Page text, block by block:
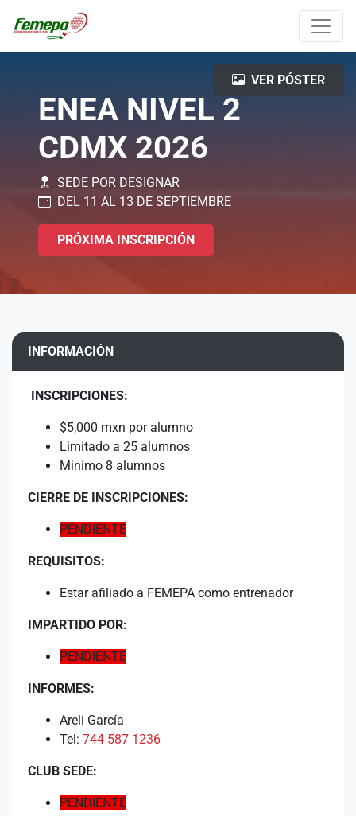
VER PÓSTER
ENEA NIVEL 2
CDMX 2026
SEDE POR DESIGNAR
DEL 11 AL 13 DE SEPTIEMBRE
PRÓXIMA INSCRIPCIÓN
INFORMACIÓN
INSCRIPCIONES:
$5,000 mxn por alumno
Limitado a 25 alumnos
Minimo 8 alumnos
CIERRE DE INSCRIPCIONES:
PENDIENTE
REQUISITOS:
Estar afiliado a FEMEPA como entrenador
IMPARTIDO POR:
PENDIENTE
INFORMES:
Areli García
Tel: 744 587 1236
CLUB SEDE:
PENDIENTE